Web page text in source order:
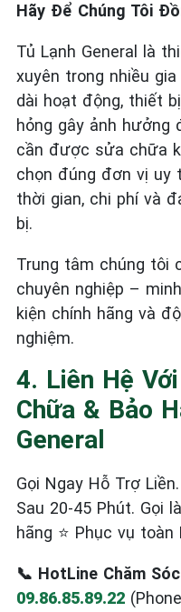
Hãy Để Chúng Tôi
Tủ Lạnh General là
xuyên trong nhiều
dài hoạt động, thiết
hỏng gây ảnh hưởng
cần được sửa chữa
chọn đúng đơn vị uy
thời gian, chi phí và
bị.
Trung tâm chúng tôi
chuyên nghiệp –
kiện chính hãng và
nghiệm.
4. Liên Hệ
Chữa & Bảo
General
Gọi Ngay Hỗ Trợ
Sau 20-45 Phút. Gọi
hãng ⭐ Phục vụ toàn
📞 HotLine Chăm
09.86.85.89.22